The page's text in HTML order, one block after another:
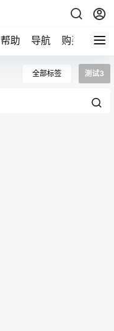
帮助 导航 购买
全部标签 测试3